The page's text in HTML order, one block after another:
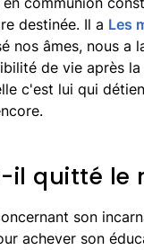
destinée. Il a Les
nos âmes, nous a
de vie après
c'est lui qui
il quitté le
son
achever son